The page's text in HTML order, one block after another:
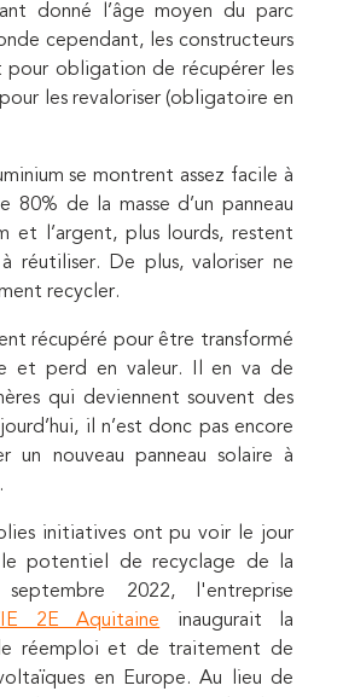
donné l’âge moyen du parc
cependant, les constructeurs
pour obligation de récupérer les
les revaloriser (obligatoire en
se montrent assez facile à
80% de la masse d’un panneau
et l’argent, plus lourds, restent
réutiliser. De plus, valoriser ne
recycler.
récupéré pour être transformé
et perd en valeur. Il en va de
qui deviennent souvent des
il n’est donc pas encore
un nouveau panneau solaire à
initiatives ont pu voir le jour
le potentiel de recyclage de la
2022, l'entreprise
2E Aquitaine inaugurait la
réemploi et de traitement de
en Europe. Au lieu de